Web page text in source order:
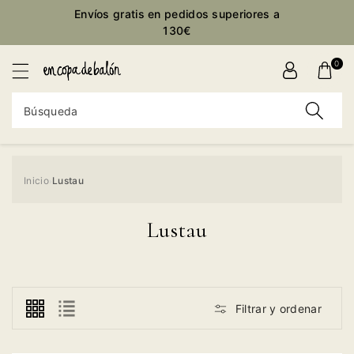
Envíos gratis en pedidos superiores a
130€
Búsqueda
0
Inicio› Lustau
Lustau
Filtrar y ordenar